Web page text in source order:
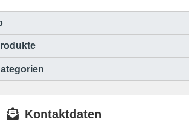
Kontaktdaten